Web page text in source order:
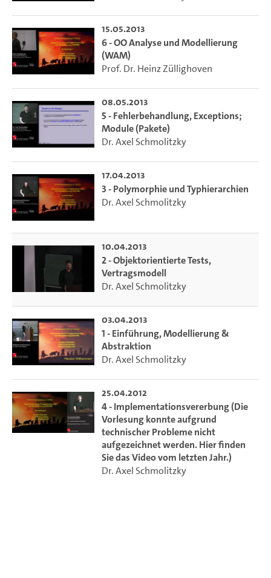
15.05.2013
6 - OO Analyse und Modellierung
(WAM)
Prof. Dr. Heinz Züllighoven
08.05.2013
5 - Fehlerbehandlung, Exceptions;
Module (Pakete)
Dr. Axel Schmolitzky
17.04.2013
3 - Polymorphie und Typhierarchien
Dr. Axel Schmolitzky
10.04.2013
2 - Objektorientierte Tests,
Vertragsmodell
Dr. Axel Schmolitzky
03.04.2013
1 - Einführung, Modellierung &
Abstraktion
Dr. Axel Schmolitzky
25.04.2012
4 - Implementationsvererbung (Die
Vorlesung konnte aufgrund
technischer Probleme nicht
aufgezeichnet werden. Hier finden
Sie das Video vom letzten Jahr.)
Dr. Axel Schmolitzky